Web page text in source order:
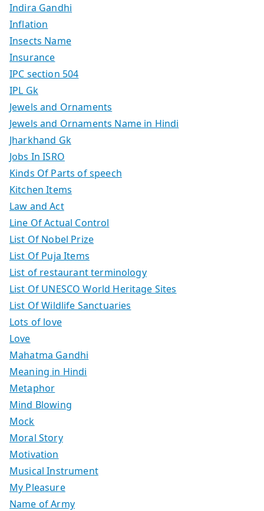
Indira Gandhi
Inflation
Insects Name
Insurance
IPC section 504
IPL Gk
Jewels and Ornaments
Jewels and Ornaments Name in Hindi
Jharkhand Gk
Jobs In ISRO
Kinds Of Parts of speech
Kitchen Items
Law and Act
Line Of Actual Control
List Of Nobel Prize
List Of Puja Items
List of restaurant terminology
List Of UNESCO World Heritage Sites
List Of Wildlife Sanctuaries
Lots of love
Love
Mahatma Gandhi
Meaning in Hindi
Metaphor
Mind Blowing
Mock
Moral Story
Motivation
Musical Instrument
My Pleasure
Name of Army